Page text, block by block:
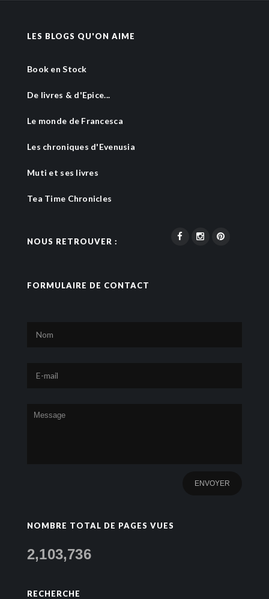
LES BLOGS QU'ON AIME
Book en Stock
De livres & d'Epice...
Le monde de Francesca
Les chroniques d'Evenusia
Muti et ses livres
Tea Time Chronicles
NOUS RETROUVER :
FORMULAIRE DE CONTACT
NOMBRE TOTAL DE PAGES VUES
2,103,736
RECHERCHE